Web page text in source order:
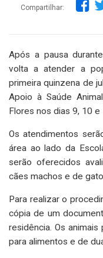
Compartilhar:
Após a pausa
volta a atender a
primeira quinzena de
Apoio à Saúde
Flores nos dias 9, 10 e
Os atendimentos
área ao lado da
serão oferecidos
cães machos e de
Para realizar o
cópia de um
residência. Os
para alimentos e de